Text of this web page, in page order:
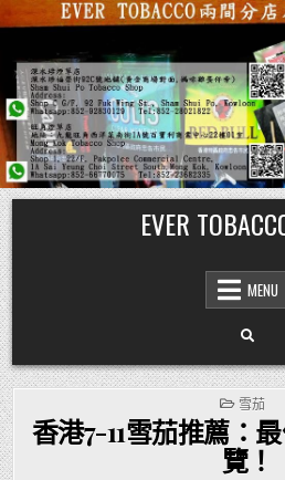
Skip
to
content
EVER
MENU
POSTED
IN
雪茄
香港7-11雪茄推薦：
覽！